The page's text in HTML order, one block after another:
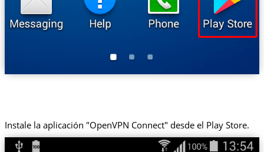
Instale la aplicación "OpenVPN Connect" desde el Play Store.